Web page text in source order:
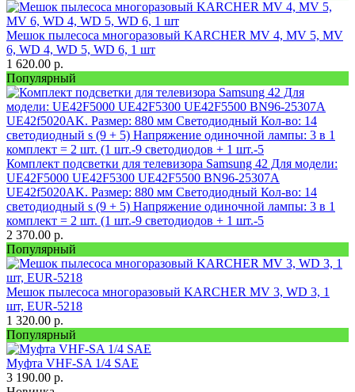
Мешок пылесоса многоразовый KARCHER MV 4, MV 5, MV
6, WD 4, WD 5, WD 6, 1 шт
1 620.00 р.
Популярный
Комплект подсветки для телевизора Samsung 42 Для модели:
UE42F5000 UE42F5300 UE42F5500 BN96-25307A
UE42f5020AK. Размер: 880 мм Светодиодный Кол-во: 14
светодиодный s (9 + 5) Напряжение одиночной лампы: 3 в 1
комплект = 2 шт. (1 шт.-9 светодиодов + 1 шт.-5
2 370.00 р.
Популярный
Мешок пылесоса многоразовый KARCHER MV 3, WD 3, 1
шт, EUR-5218
1 320.00 р.
Популярный
Муфта VHF-SA 1/4 SAE
3 190.00 р.